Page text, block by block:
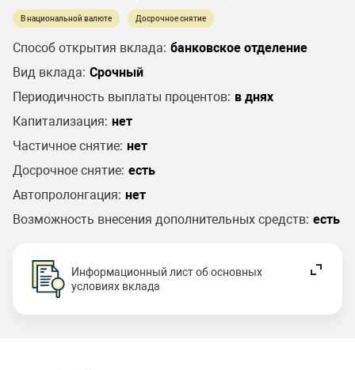
В национальной валюте Досрочное снятие
Способ открытия вклада: банковское отделение
Вид вклада: Срочный
Периодичность выплаты процентов: в днях
Капитализация: нет
Частичное снятие: нет
Досрочное снятие: есть
Автопролонгация: нет
Возможность внесения дополнительных средств: есть
Информационный лист об основных
условиях вклада